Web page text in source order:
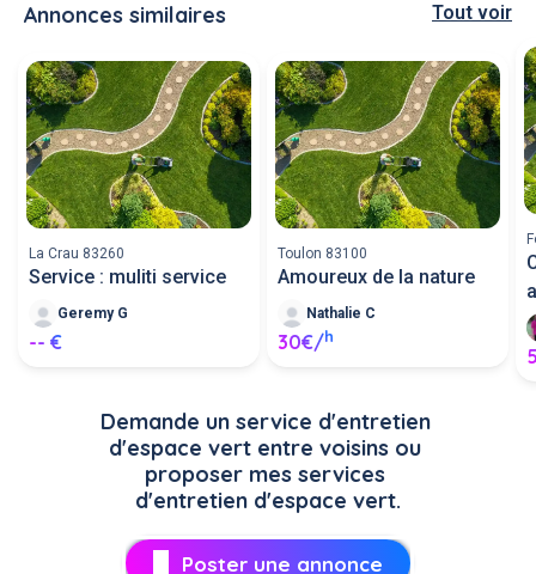
Annonces similaires Tout voir
La Crau 83260
Service : muliti service
Geremy G
-- €
Toulon 83100
Amoureux de la nature
Nathalie C
30€/h
Demande un service d'entretien
d'espace vert entre voisins ou
proposer mes services
d'entretien d'espace vert.
Poster une annonce